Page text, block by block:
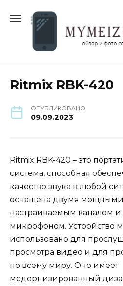
содержанию
Ritmix RBK-420
ОПУБЛИКОВАНО
09.09.2023
Ritmix RBK-420 – это
система, способная
качество звука в любой
оснащена двумя
настраиваемым каналом
микрофоном. Устройство
использовано для
просмотра видео и для
по всему миру. Оно имеет
модернизированный